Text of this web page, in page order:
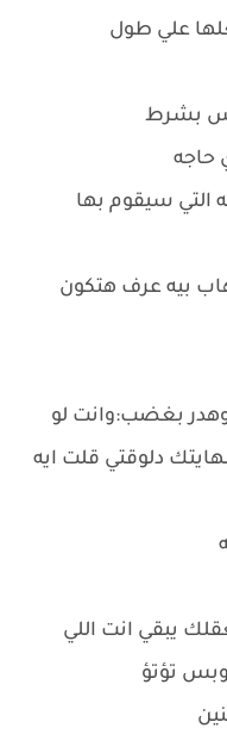
علي طول
بشرط
حاجه
التي سيقوم بها
بيه عرف هتكون
بغضب:وانت لو
دلوقتي قلت ايه
يبقي انت اللي
تؤتؤ